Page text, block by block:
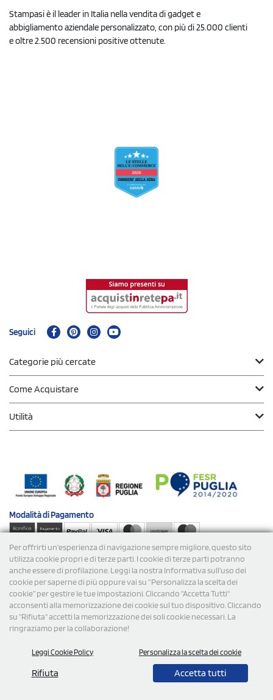
Per offrirti un'esperienza di navigazione sempre migliore, questo sito
utilizza cookie propri e di terze parti. I cookie di terze parti potranno
anche essere di profilazione. Leggi la nostra Informativa sull’uso dei
cookie per saperne di più oppure vai su “Personalizza la scelta dei
cookie” per gestire le tue impostazioni. Cliccando "Accetta Tutti"
acconsenti alla memorizzazione dei cookie sul tuo dispositivo. Cliccando
su "Rifiuta" accetti la memorizzazione dei soli cookie necessari. La
ringraziamo per la collaborazione!
Leggi Cookie Policy Personalizza la scelta dei cookie
Rifiuta Accetta tutti
0,00
Stampasi è il leader in Italia nella vendita di gadget e
abbigliamento aziendale personalizzato, con più di 25.000 clienti
e oltre 2.500 recensioni positive ottenute.
Seguici
Categorie più cercate
Come Acquistare
Utilità
Modalità diPagamento
Spedizioni
P.Iva/C.F. 09734470967 - N° Rea MI-2110632